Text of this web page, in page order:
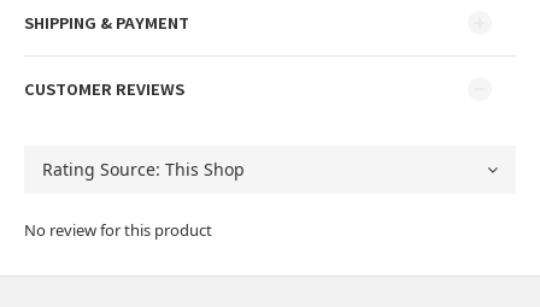
SHIPPING & PAYMENT
CUSTOMER REVIEWS
No review for this product